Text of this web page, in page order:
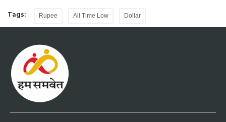
Tags: Rupee All Time Low Dollar